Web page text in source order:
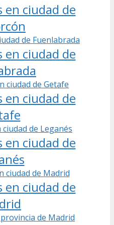
en ciudad de
en ciudad de
en ciudad de
en ciudad de
en ciudad de